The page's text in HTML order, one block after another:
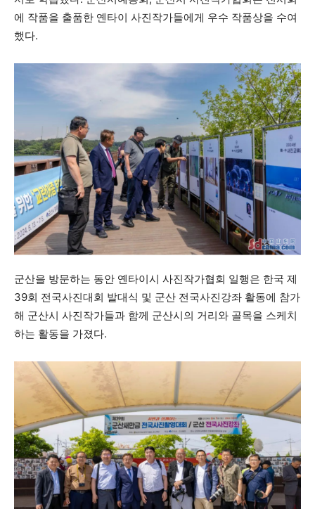
에 작품을 출품한 옌타이 사진작가들에게 우수 작품상을 수여
했다.
군산을 방문하는 동안 옌타이시 사진작가협회 일행은 한국 제
39회 전국사진대회 발대식 및 군산 전국사진강좌 활동에 참가
해 군산시 사진작가들과 함께 군산시의 거리와 골목을 스케치
하는 활동을 가졌다.